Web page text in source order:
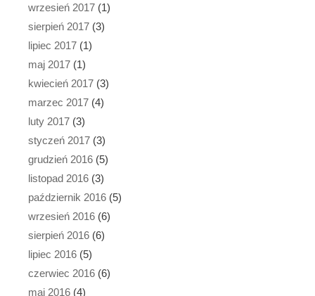
wrzesień 2017 (1)
sierpień 2017 (3)
lipiec 2017 (1)
maj 2017 (1)
kwiecień 2017 (3)
marzec 2017 (4)
luty 2017 (3)
styczeń 2017 (3)
grudzień 2016 (5)
listopad 2016 (3)
październik 2016 (5)
wrzesień 2016 (6)
sierpień 2016 (6)
lipiec 2016 (5)
czerwiec 2016 (6)
maj 2016 (4)